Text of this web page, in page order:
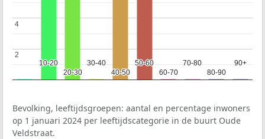
10-20
10-20
20-30
20-30
30-40
30-40
40-50
40-50
50-60
50-60
60-70
60-70
70-80
70-80
80-90
80-90
90+
90+
2
2
4
4
Bevolking, leeftijdsgroepen: aantal en percentage inwoners
op 1 januari 2024 per leeftijdscategorie in de buurt Oude
Veldstraat.